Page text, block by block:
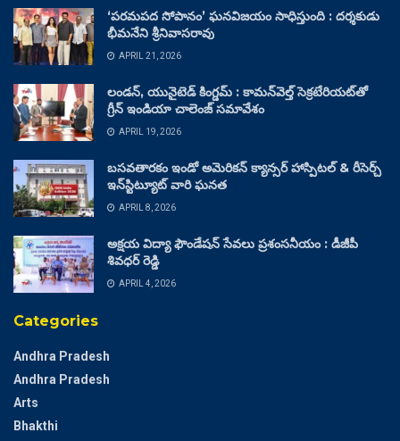
‘పరమపద సోపానం’ ఘనవిజయం సాధిస్తుంది : దర్శకుడు
భీమనేని శ్రీనివాసరావు
APRIL 21, 2026
లండన్, యునైటెడ్ కింగ్డమ్ : కామన్‌వెల్త్ సెక్రటేరియట్‌తో
గ్రీన్ ఇండియా చాలెంజ్ సమావేశం
APRIL 19, 2026
బసవతారకం ఇండో అమెరికన్ క్యాన్సర్ హాస్పిటల్ & రీసెర్చ్
ఇన్‌స్టిట్యూట్ వారి ఘనత
APRIL 8, 2026
అక్షయ విద్యా ఫౌండేషన్ సేవలు ప్రశంసనీయం : డీజీపీ
శివధర్ రెడ్డి
APRIL 4, 2026
Categories
Andhra Pradesh
Andhra Pradesh
Arts
Bhakthi